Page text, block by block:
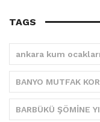
TAGS
ankara kum ocakları
BANYO MUTFAK
BARBÜKÜ ŞÖMİNE